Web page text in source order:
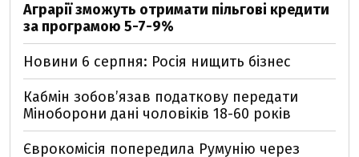
Аграрії зможуть отримати пільгові кредити
за програмою 5-7-9%
Новини 6 серпня: Росія нищить бізнес
Кабмін зобовʼязав податкову передати
Міноборони дані чоловіків 18-60 років
Єврокомісія попередила Румунію через